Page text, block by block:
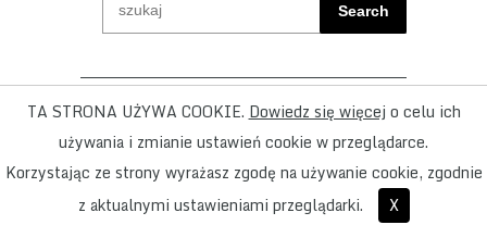
Search
ADD - Pracownia Architektoniczna ul. Wilcza
23 /38 00-544 Warszawa tel/fax +48 22 621
53 88 ; +48 22 621 27 53 ; +48 602 798
488 ; add(at)addarchitekci.pl
TA STRONA UŻYWA COOKIE. Dowiedz się więcej o celu ich
używania i zmianie ustawień cookie w przeglądarce.
Korzystając ze strony wyrażasz zgodę na używanie cookie, zgodnie
z aktualnymi ustawieniami przeglądarki.
X